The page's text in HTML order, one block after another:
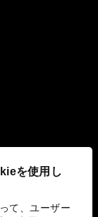
を使用し
て、ユーザー